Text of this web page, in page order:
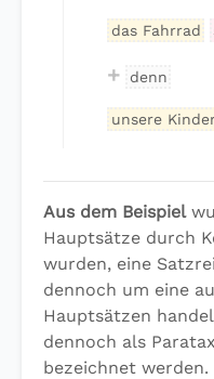
das Fahrrad
+ denn
unsere
Aus dem Beispiel
Hauptsätze durch
wurden, eine
dennoch um eine
Hauptsätzen
dennoch als
bezeichnet werden.